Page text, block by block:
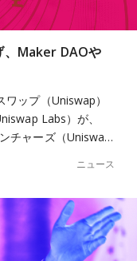
、Maker DAOや
ップ（Uniswap）
Labs）が、
チャーズ（Uniswa…
ニュース